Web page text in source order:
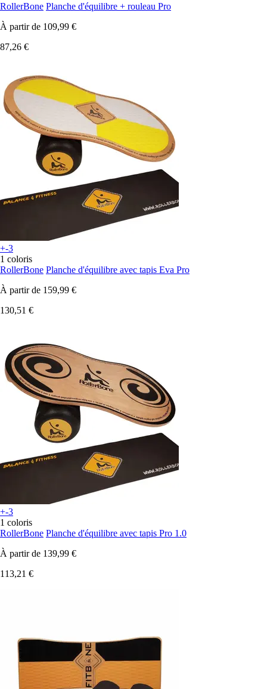
RollerBone Planche d'équilibre + rouleau Pro
À partir de 109,99 €
87,26 €
+-3
1 coloris
RollerBone Planche d'équilibre avec tapis Eva Pro
À partir de 159,99 €
130,51 €
+-3
1 coloris
RollerBone Planche d'équilibre avec tapis Pro 1.0
À partir de 139,99 €
113,21 €